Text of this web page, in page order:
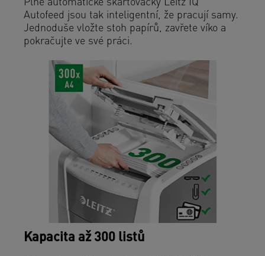
Plně automatické skartovačky Leitz IQ
Autofeed jsou tak inteligentní, že pracují samy.
Jednoduše vložte stoh papírů, zavřete víko a
pokračujte ve své práci.
Kapacita až 300 listů